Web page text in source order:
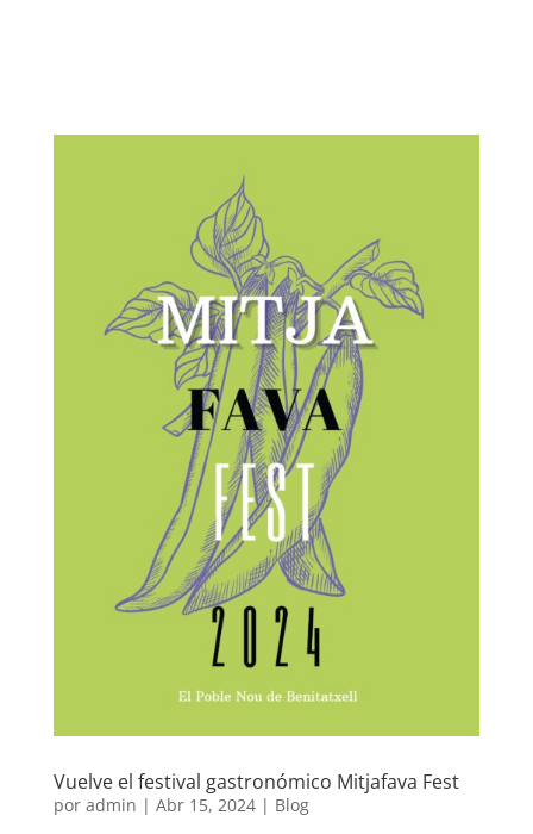
Vuelve el festival gastronómico Mitjafava Fest
por admin | Abr 15, 2024| Blog